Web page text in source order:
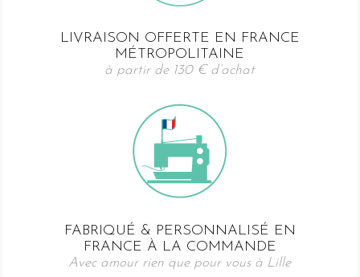
LIVRAISON OFFERTE EN FRANCE
MÉTROPOLITAINE
à partir de 130 € d’achat
FABRIQUÉ & PERSONNALISÉ EN
FRANCE À LA COMMANDE
Avec amour rien que pour vous à Lille